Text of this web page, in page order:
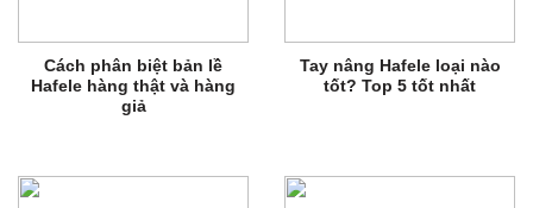
Cách phân biệt bản lề
Hafele hàng thật và hàng
giả
Tay nâng Hafele loại nào
tốt? Top 5 tốt nhất